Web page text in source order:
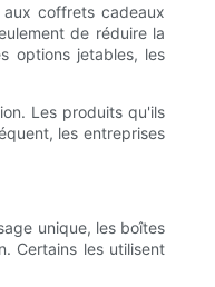
coffrets cadeaux
de réduire la
options jetables, les
Les produits qu'ils
les entreprises
unique, les boîtes
Certains les utilisent